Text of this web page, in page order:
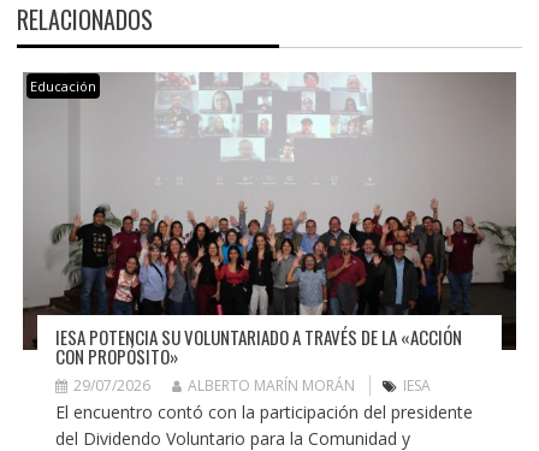
RELACIONADOS
Educación
IESA POTENCIA SU VOLUNTARIADO A TRAVÉS DE LA «ACCIÓN
CON PROPÓSITO»
29/07/2026 ALBERTO MARÍN MORÁN IESA
El encuentro contó con la participación del presidente
del Dividendo Voluntario para la Comunidad y